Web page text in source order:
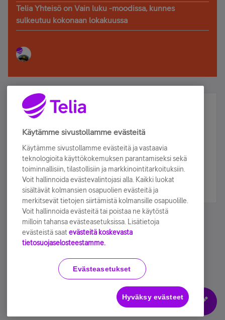
Telia Yhteisö on Vain luku -moodissa, kunnes
sulkeutuu kokonaan lokakuussa
Älä jää paitsi – osallistu ja voita!
Tilaa Telian uutiskirje ja olet mukana arvonnassa.
sähköpostiisi.
Tilaa nyt
Käyttöehdot Accessibility statement
Evästeasetukset
Käytämme sivustollamme evästeitä
Käytämme sivustollamme evästeitä ja vastaavia
teknologioita käyttökokemuksen parantamiseksi sekä
toiminnallisiin, tilastollisiin ja markkinointitarkoituksiin.
Voit hallinnoida evästevalintojasi alla. Kaikki luokat
sisältävät kolmansien osapuolien evästeitä ja
merkitsevät tietojen siirtämistä kolmansille osapuolille.
Voit hallinnoida evästeitä tai poistaa ne käytöstä
milloin tahansa evästeasetuksissa. Lisätietoja
evästeistä saat evästeitä koskevasta
tietosuojaselosteestamme.
Evästeasetukset
Hyväksy evästeet